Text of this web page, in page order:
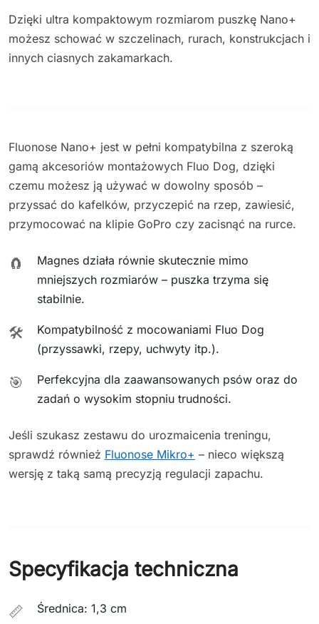
Dzięki ultra kompaktowym rozmiarom puszkę Nano+
możesz schować w szczelinach, rurach, konstrukcjach i
innych ciasnych zakamarkach.
Fluonose Nano+ jest w pełni kompatybilna z szeroką
gamą akcesoriów montażowych Fluo Dog, dzięki
czemu możesz ją używać w dowolny sposób –
przyssać do kafelków, przyczepić na rzep, zawiesić,
przymocować na klipie GoPro czy zacisnąć na rurce.
🧲
Magnes działa równie skutecznie mimo
mniejszych rozmiarów – puszka trzyma się
stabilnie.
🛠️
Kompatybilność z mocowaniami Fluo Dog
(przyssawki, rzepy, uchwyty itp.).
🎯
Perfekcyjna dla zaawansowanych psów oraz do
zadań o wysokim stopniu trudności.
Jeśli szukasz zestawu do urozmaicenia treningu,
sprawdź również Fluonose Mikro+ – nieco większą
wersję z taką samą precyzją regulacji zapachu.
Specyfikacja techniczna
📏 Średnica: 1,3 cm